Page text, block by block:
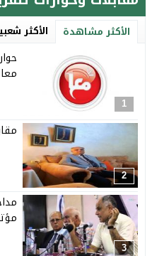
الأكثر مشاهدة الأكثر
1
معا
2
3